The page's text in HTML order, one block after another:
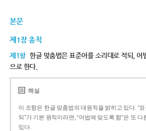
본문
제1장 총칙
제1항 한글 맞춤법은 표준어를 소리대로 적되, 어
으로 한다.
해설
이 조항은 한글 맞춤법의 대원칙을 밝히고 있다. “
되”가 기본 원칙이라면, “어법에 맞도록 함”은 또
있다.